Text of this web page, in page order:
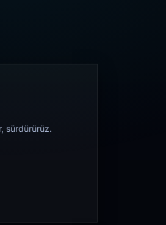
sürdürürüz.